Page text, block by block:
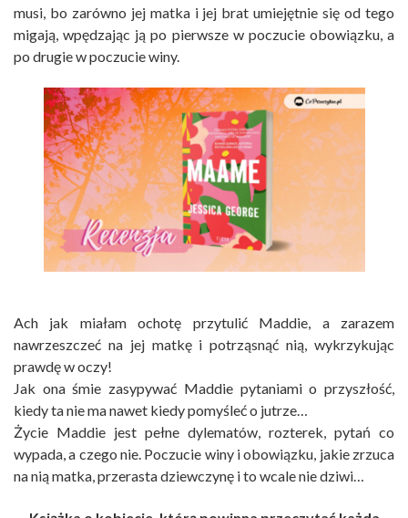
musi, bo zarówno jej matka i jej brat umiejętnie się od tego
migają, wpędzając ją po pierwsze w poczucie obowiązku, a
po drugie w poczucie winy.
Ach jak miałam ochotę przytulić Maddie, a zarazem
nawrzeszczeć na jej matkę i potrząsnąć nią, wykrzykując
prawdę w oczy!
Jak ona śmie zasypywać Maddie pytaniami o przyszłość,
kiedy ta nie ma nawet kiedy pomyśleć o jutrze…
Życie Maddie jest pełne dylematów, rozterek, pytań co
wypada, a czego nie. Poczucie winy i obowiązku, jakie zrzuca
na nią matka, przerasta dziewczynę i to wcale nie dziwi…